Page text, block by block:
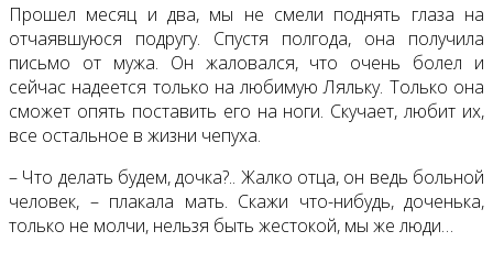
Прошел месяц и два, мы не смели поднять глаза на
отчаявшуюся подругу. Спустя полгода, она получила
письмо от мужа. Он жаловался, что очень болел и
сейчас надеется только на любимую Ляльку. Только она
сможет опять поставить его на ноги. Скучает, любит их,
все остальное в жизни чепуха.
– Что делать будем, дочка?.. Жалко отца, он ведь больной
человек, – плакала мать. Скажи что-нибудь, доченька,
только не молчи, нельзя быть жестокой, мы же люди…